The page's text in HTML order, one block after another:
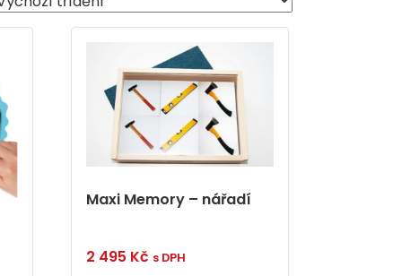
Maxi Memory – nářadí
2 495 Kč s DPH